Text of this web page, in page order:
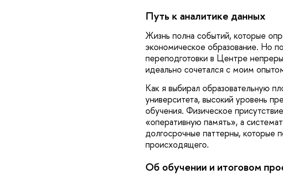
Путь к аналитике данных
Жизнь полна событий, которые
экономическое образование. Но
переподготовки в Центре
идеально сочетался с моим
Как я выбирал образовательную
университета, высокий уровень
обучения. Физическое
«оперативную память», а
долгосрочные паттерны, которые
происходящего.
Об обучении и итоговом